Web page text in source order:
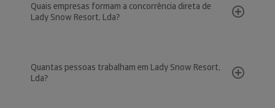
Quais empresas formam a concorrência direta de
Lady Snow Resort, Lda?
Quantas pessoas trabalham em Lady Snow Resort,
Lda?